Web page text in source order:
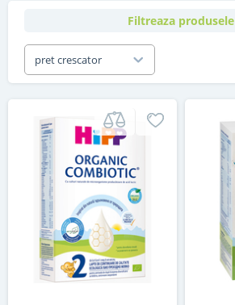
Filtreaza produsele
pret crescator